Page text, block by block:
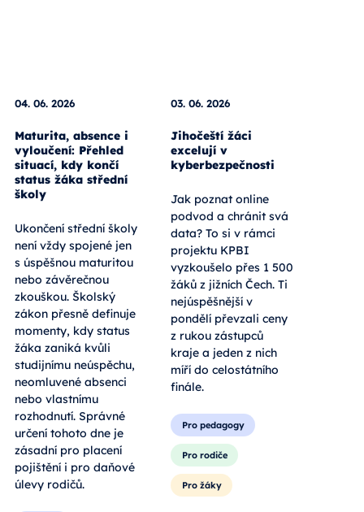
04. 06. 2026
Maturita, absence i
vyloučení: Přehled
situací, kdy končí
status žáka střední
školy
Ukončení střední školy
není vždy spojené jen
s úspěšnou maturitou
nebo závěrečnou
zkouškou. Školský
zákon přesně definuje
momenty, kdy status
žáka zaniká kvůli
studijnímu neúspěchu,
neomluvené absenci
nebo vlastnímu
rozhodnutí. Správné
určení tohoto dne je
zásadní pro placení
pojištění i pro daňové
úlevy rodičů.
03. 06. 2026
Jihočeští žáci
excelují v
kyberbezpečnosti
Jak poznat online
podvod a chránit svá
data? To si v rámci
projektu KPBI
vyzkoušelo přes 1 500
žáků z jižních Čech. Ti
nejúspěšnější v
pondělí převzali ceny
z rukou zástupců
kraje a jeden z nich
míří do celostátního
finále.
Pro pedagogy
Pro rodiče
Pro žáky